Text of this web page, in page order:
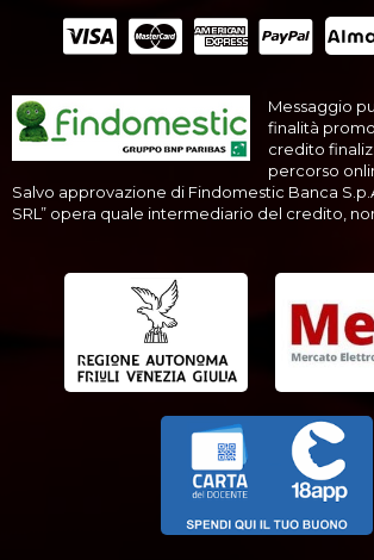
Messaggio
finalità
credito
percorso
Salvo approvazione di Findomestic Banca
SRL” opera quale intermediario del credito,